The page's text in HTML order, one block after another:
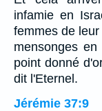
infamie en
femmes de
mensonges
point donné
dit l'Eternel.
Jérémie 37:9